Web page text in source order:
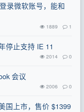
录微软账号，能和
1889 1
停止支持 IE 11
2014 0
会议
2006 0
国上市，售价 $1399